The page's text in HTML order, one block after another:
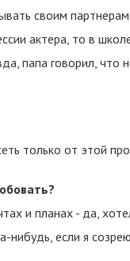
своим
актера, то в
папа говорил, что
только от этой
и планах - да,
нибудь, если я